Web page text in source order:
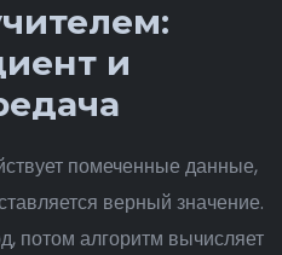
и
помеченные данные,
верный значение.
потом алгоритм вычисляет